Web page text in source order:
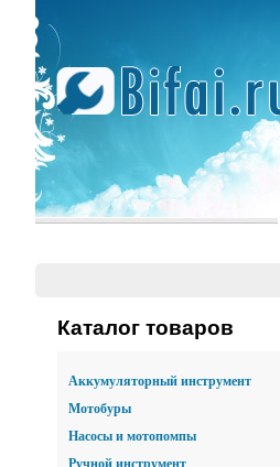
Каталог товаров
Аккумуляторный инструмент
Мотобуры
Насосы и мотопомпы
Ручной инструмент